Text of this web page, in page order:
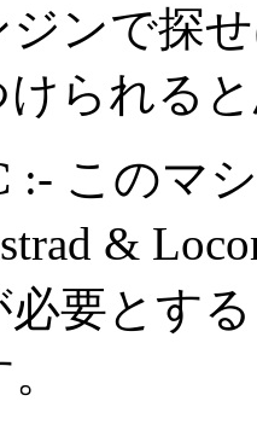
ジンで探
けられる
:- このマ
&
要とす